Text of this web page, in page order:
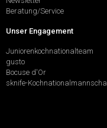
Beratung/Service
Unser Engagement
Juniorenkochnationalteam
gusto
Bocuse d'Or
sknife-